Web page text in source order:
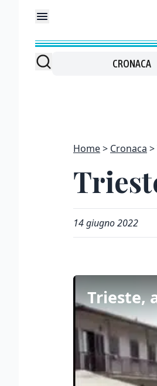
CRONACA
Home Cronaca
14 giugno 2022
Trieste,